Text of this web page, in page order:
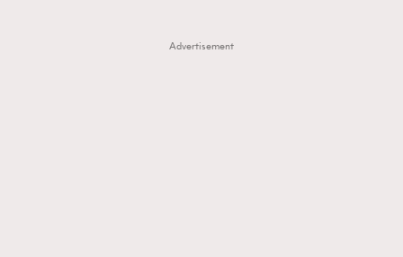
Advertisement